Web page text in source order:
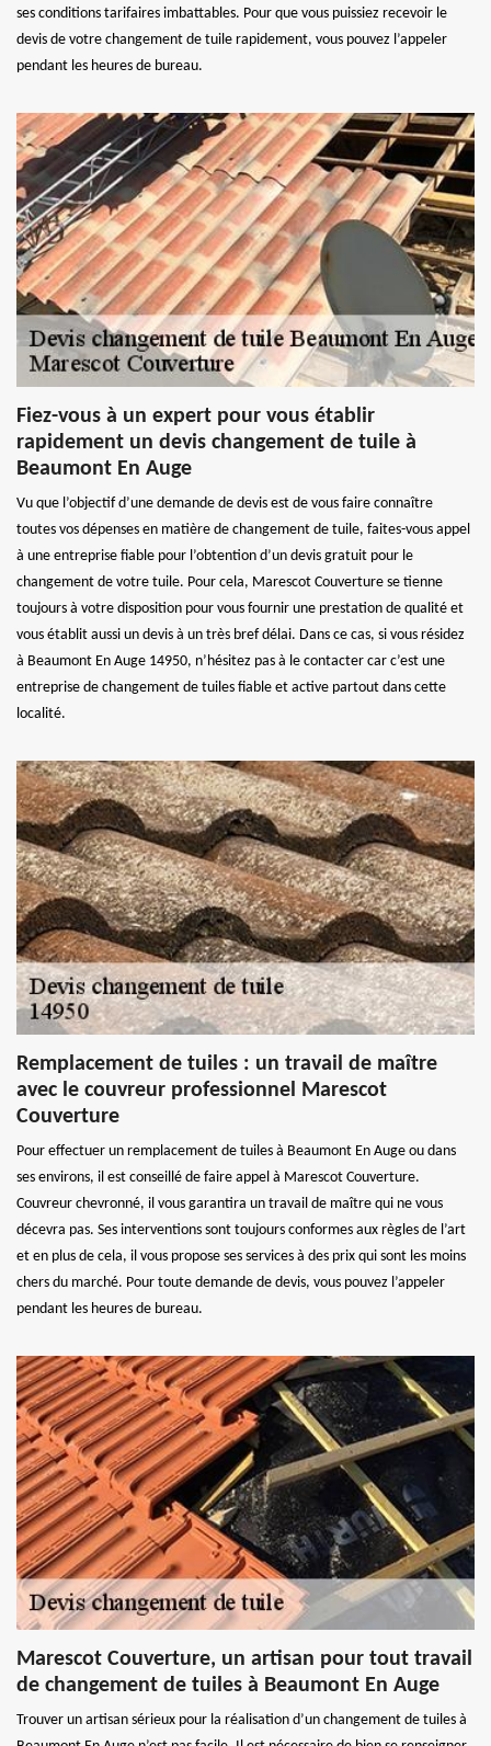
ses conditions tarifaires imbattables. Pour que vous puissiez recevoir le
devis de votre changement de tuile rapidement, vous pouvez l’appeler
pendant les heures de bureau.
Fiez-vous à un expert pour vous établir
rapidement un devis changement de tuile à
Beaumont En Auge
Vu que l’objectif d’une demande de devis est de vous faire connaître
toutes vos dépenses en matière de changement de tuile, faites-vous appel
à une entreprise fiable pour l’obtention d’un devis gratuit pour le
changement de votre tuile. Pour cela, Marescot Couverture se tienne
toujours à votre disposition pour vous fournir une prestation de qualité et
vous établit aussi un devis à un très bref délai. Dans ce cas, si vous résidez
à Beaumont En Auge 14950, n’hésitez pas à le contacter car c’est une
entreprise de changement de tuiles fiable et active partout dans cette
localité.
Remplacement de tuiles : un travail de maître
avec le couvreur professionnel Marescot
Couverture
Pour effectuer un remplacement de tuiles à Beaumont En Auge ou dans
ses environs, il est conseillé de faire appel à Marescot Couverture.
Couvreur chevronné, il vous garantira un travail de maître qui ne vous
décevra pas. Ses interventions sont toujours conformes aux règles de l’art
et en plus de cela, il vous propose ses services à des prix qui sont les moins
chers du marché. Pour toute demande de devis, vous pouvez l’appeler
pendant les heures de bureau.
Marescot Couverture, un artisan pour tout travail
de changement de tuiles à Beaumont En Auge
Trouver un artisan sérieux pour la réalisation d’un changement de tuiles à